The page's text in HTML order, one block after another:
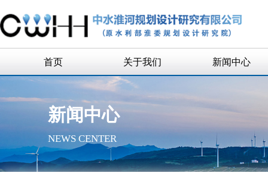
首页 关于我们
公司简介
公司领导
历史沿革
新闻中心
通知公告
新闻中心
NEWS CENTER